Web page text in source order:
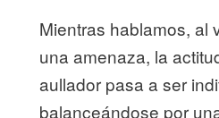
Mientras hablamos, al
una amenaza, la
aullador pasa a ser
balanceándose por